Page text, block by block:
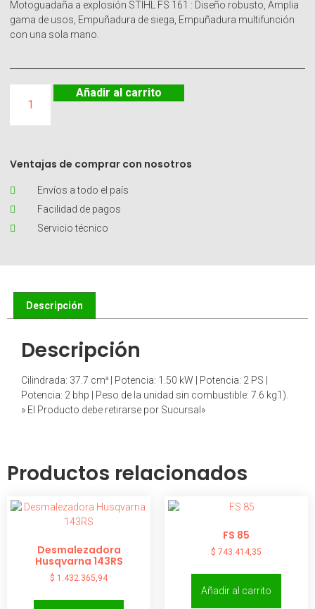
Motoguadaña a explosión STIHL FS 161 : Diseño robusto, Amplia
gama de usos, Empuñadura de siega, Empuñadura multifunción
con una sola mano.
Añadir al carrito
Ventajas de comprar con nosotros
Envíos a todo el país
Facilidad de pagos
Servicio técnico
Descripción
Descripción
Cilindrada: 37.7 cm³ | Potencia: 1.50 kW | Potencia: 2 PS |
Potencia: 2 bhp | Peso de la unidad sin combustible: 7.6 kg1).
» El Producto debe retirarse por Sucursal»
Productos relacionados
Desmalezadora
Husqvarna 143RS
$ 1.432.365,94
FS 85
$ 743.414,35
Añadir al carrito